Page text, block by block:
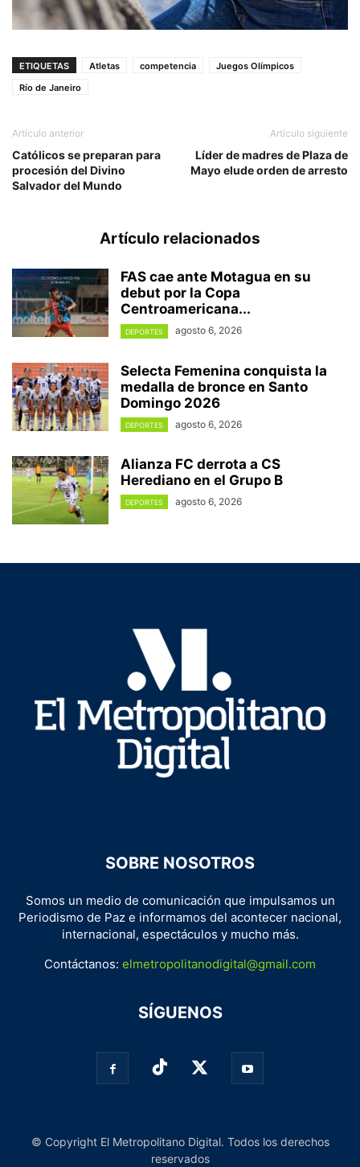
ETIQUETAS Atletas competencia
Juegos Olímpicos
Río de Janeiro
Artículo anterior
Católicos se preparan para
procesión del Divino
Salvador del Mundo
Artículo siguiente
Líder de madres de Plaza de
Mayo elude orden de arresto
Artículo relacionados
FAS cae ante Motagua en su
debut por la Copa
Centroamericana...
DEPORTES agosto 6, 2026
Selecta Femenina conquista la
medalla de bronce en Santo
Domingo 2026
DEPORTES agosto 6, 2026
Alianza FC derrota a CS
Herediano en el Grupo B
DEPORTES agosto 6, 2026
SOBRE NOSOTROS
Somos un medio de comunicación que impulsamos un
Periodismo de Paz e informamos del acontecer nacional,
internacional, espectáculos y mucho más.
Contáctanos: elmetropolitanodigital@gmail.com
SÍGUENOS
© Copyright El Metropolitano Digital. Todos los derechos
reservados